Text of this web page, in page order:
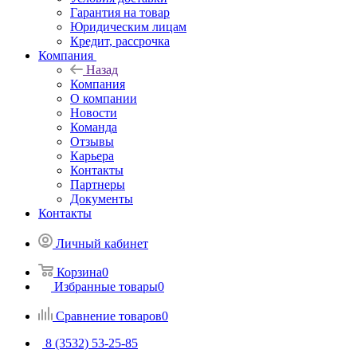
Гарантия на товар
Юридическим лицам
Кредит, рассрочка
Компания
Назад
Компания
О компании
Новости
Команда
Отзывы
Карьера
Контакты
Партнеры
Документы
Контакты
Личный кабинет
Корзина0
Избранные товары0
Сравнение товаров0
8 (3532) 53-25-85